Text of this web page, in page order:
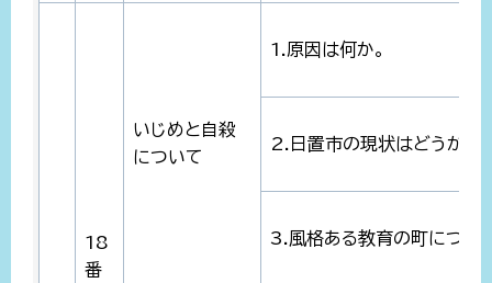
18
番
いじめと自殺
について
1.原因は何か。
2.日置市の現状はどうか。
3.風格ある教育の町につい